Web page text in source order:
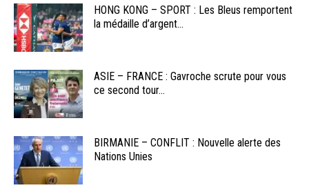
HONG KONG – SPORT : Les Bleus remportent
la médaille d’argent...
ASIE – FRANCE : Gavroche scrute pour vous
ce second tour...
BIRMANIE – CONFLIT : Nouvelle alerte des
Nations Unies